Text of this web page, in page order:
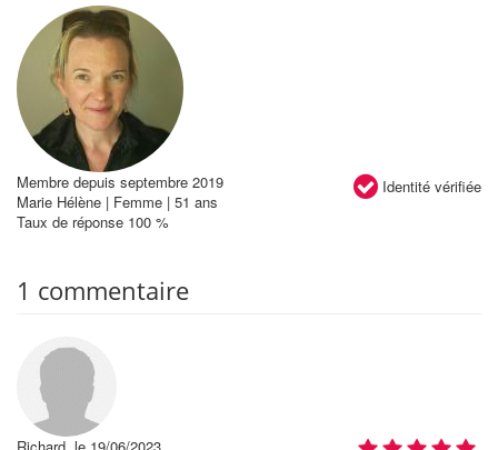
Identité vérifiée
Membre depuis septembre 2019
Marie Hélène | Femme | 51 ans
Taux de réponse 100 %
1 commentaire
Richard, le 19/06/2023